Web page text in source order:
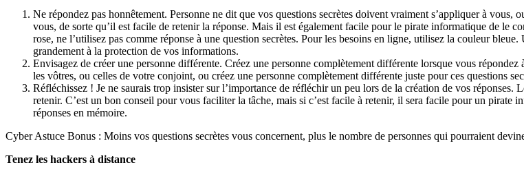
Ne répondez pas honnêtement. Personne ne dit que vos questions secrètes doivent vraiment s’appliquer à
vous, de sorte qu’il est facile de retenir la réponse. Mais il est également facile pour le pirate informatique de le
rose, ne l’utilisez pas comme réponse à une question secrètes. Pour les besoins en ligne, utilisez la couleur
grandement à la protection de vos informations.
Envisagez de créer une personne différente. Créez une personne complètement différente lorsque vous
les vôtres, ou celles de votre conjoint, ou créez une personne complètement différente juste pour ces questions
Réfléchissez ! Je ne saurais trop insister sur l’importance de réfléchir un peu lors de la création de vos
retenir. C’est un bon conseil pour vous faciliter la tâche, mais si c’est facile à retenir, il sera facile pour un
réponses en mémoire.
Cyber ​​Astuce Bonus : Moins vos questions secrètes vous concernent, plus le nombre de personnes qui pourraient
Tenez les hackers à distance